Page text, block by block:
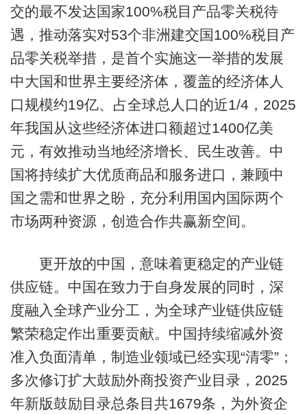
交的最不发达国家100%税目产品零关税待
遇，推动落实对53个非洲建交国100%税目产
品零关税举措，是首个实施这一举措的发展
中大国和世界主要经济体，覆盖的经济体人
口规模约19亿、占全球总人口的近1/4，2025
年我国从这些经济体进口额超过1400亿美
元，有效推动当地经济增长、民生改善。中
国将持续扩大优质商品和服务进口，兼顾中
国之需和世界之盼，充分利用国内国际两个
市场两种资源，创造合作共赢新空间。
更开放的中国，意味着更稳定的产业链
供应链。中国在致力于自身发展的同时，深
度融入全球产业分工，为全球产业链供应链
繁荣稳定作出重要贡献。中国持续缩减外资
准入负面清单，制造业领域已经实现“清零”；
多次修订扩大鼓励外商投资产业目录，2025
年新版鼓励目录总条目共1679条，为外资企